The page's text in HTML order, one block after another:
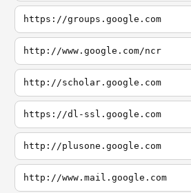
https://groups.google.com
http://www.google.com/ncr
http://scholar.google.com
https://dl-ssl.google.com
http://plusone.google.com
http://www.mail.google.com